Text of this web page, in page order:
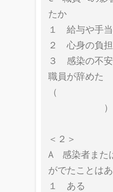
たか
１ 給与や手
２ 心身の負
３ 感染の不
職員が辞
）
＜２＞
A 感染者また
がでたことは
１ ある